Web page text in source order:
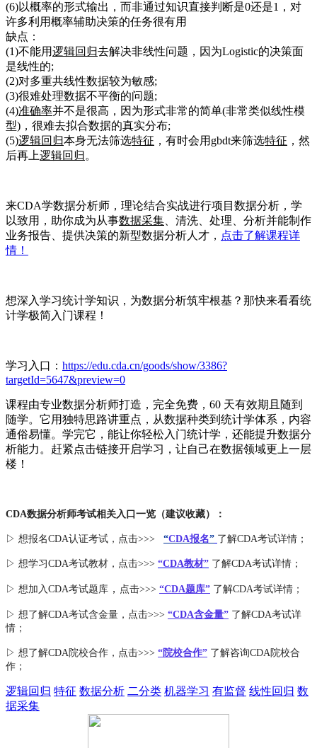
(6)以概率的形式输出，而非通过知识直接判断是0还是1，对
许多利用概率辅助决策的任务很有用
缺点：
(1)不能用逻辑回归去解决非线性问题，因为Logistic的决策面
是线性的;
(2)对多重共线性数据较为敏感;
(3)很难处理数据不平衡的问题;
(4)准确率并不是很高，因为形式非常的简单(非常类似线性模
型)，很难去拟合数据的真实分布;
(5)逻辑回归本身无法筛选特征 ，有时会用gbdt来筛选特征 ，然
后再上逻辑回归 。
来CDA学数据分析师，理论结合实战进行项目数据分析，学
以致用，助你成为从事数据采集 、清洗、处理、分析并能制作
业务报告、提供决策的新型数据分析人才， 点击了解课程详
情！
想深入学习统计学知识，为数据分析筑牢根基？那快来看看统
计学极简入门课程！
学习入口： https://edu.cda.cn/goods/show/3386?
targetId=5647&preview=0
课程由专业数据分析师打造，完全免费，60 天有效期且随到
随学。它用独特思路讲重点，从数据种类到统计学体系，内容
通俗易懂。学完它，能让你轻松入门统计学，还能提升数据分
析能力。赶紧点击链接开启学习，让自己在数据领域更上一层
楼！
CDA数据分析师考试相关入口一览（建议收藏）：
▷ 想报名CDA认证考试，点击>>> “CDA报名” 了解CDA考试详情；
▷ 想学习CDA考试教材，点击>>> “CDA教材” 了解CDA考试详情；
▷ 想加入CDA考试题库 ， 点击>>> “CDA题库” 了解CDA考试详情；
▷ 想了解CDA考试含金量 ，点击>>> “CDA含金量” 了解CDA考试详
情；
▷ 想了解CDA院校合作 ，点击>>> “院校合作” 了解咨询CDA院校合
作；
逻辑回归 特征 数据分析 二分类 机器学习 有监督 线性回归 数
据采集